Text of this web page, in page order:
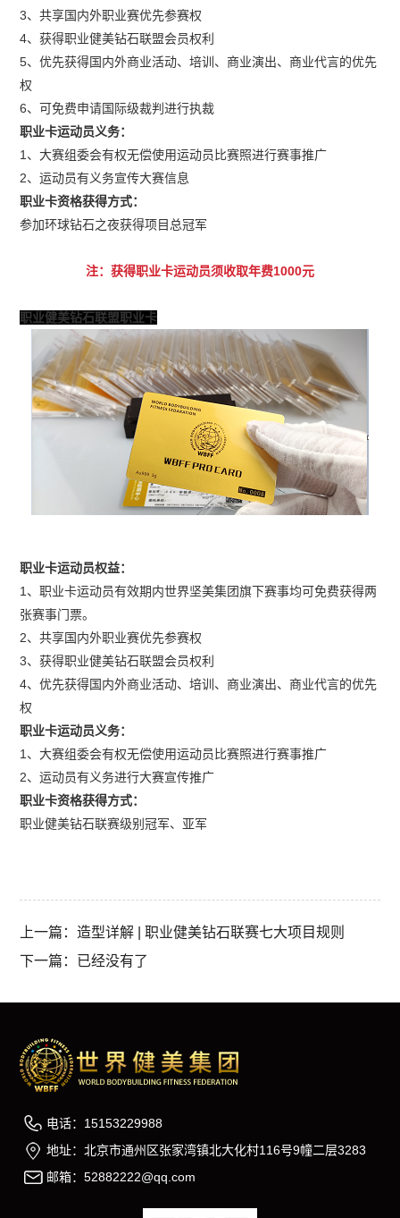
3、共享国内外职业赛优先参赛权
4、获得职业健美钻石联盟会员权利
5、优先获得国内外商业活动、培训、商业演出、商业代言的优先
权
6、可免费申请国际级裁判进行执裁
职业卡运动员义务：
1、大赛组委会有权无偿使用运动员比赛照进行赛事推广
2、运动员有义务宣传大赛信息
职业卡资格获得方式：
参加环球钻石之夜获得项目总冠军
注：获得职业卡运动员须收取年费1000元
职业健美钻石联盟职业卡
职业卡运动员权益：
1、职业卡运动员有效期内世界坚美集团旗下赛事均可免费获得两
张赛事门票。
2、共享国内外职业赛优先参赛权
3、获得职业健美钻石联盟会员权利
4、优先获得国内外商业活动、培训、商业演出、商业代言的优先
权
职业卡运动员义务：
1、大赛组委会有权无偿使用运动员比赛照进行赛事推广
2、运动员有义务进行大赛宣传推广
职业卡资格获得方式：
职业健美钻石联赛级别冠军、亚军
上一篇：造型详解 | 职业健美钻石联赛七大项目规则
下一篇：已经没有了
电话：15153229988
地址：北京市通州区张家湾镇北大化村116号9幢二层3283
邮箱：52882222@qq.com